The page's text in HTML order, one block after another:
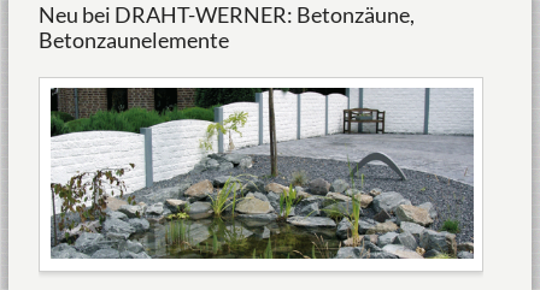
Neu bei DRAHT-WERNER: Betonzäune,
Betonzaunelemente